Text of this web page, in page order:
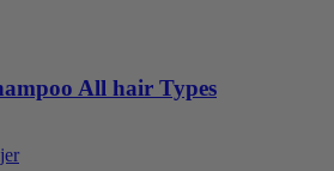
All hair Types